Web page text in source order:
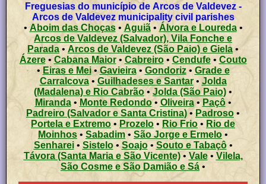
Freguesias do município de Arcos de Valdevez -
Arcos de Valdevez municipality civil parishes
• Aboim das Choças• Aguiã• Álvora e Loureda•
Arcos de Valdevez (Salvador), Vila Fonche e
Parada • Arcos de Valdevez (São Paio) e Giela•
Ázere• Cabana Maior• Cabreiro• Cendufe• Couto
• Eiras e Mei•Gavieira• Gondoriz• Grade e
Carralcova• Guilhadeses e Santar• Jolda
(Madalena) e Rio Cabrão • Jolda (São Paio) •
Miranda• Monte Redondo• Oliveira• Paçô•
Padreiro (Salvador e Santa Cristina) •Padroso •
Portela e Extremo• Prozelo • Rio Frio • Rio de
Moinhos • Sabadim• São Jorge e Ermelo •
Senharei• Sistelo•Soajo• Souto e Tabaçô•
Távora (Santa Maria e São Vicente)• Vale• Vilela,
São Cosme e São Damião e Sá •